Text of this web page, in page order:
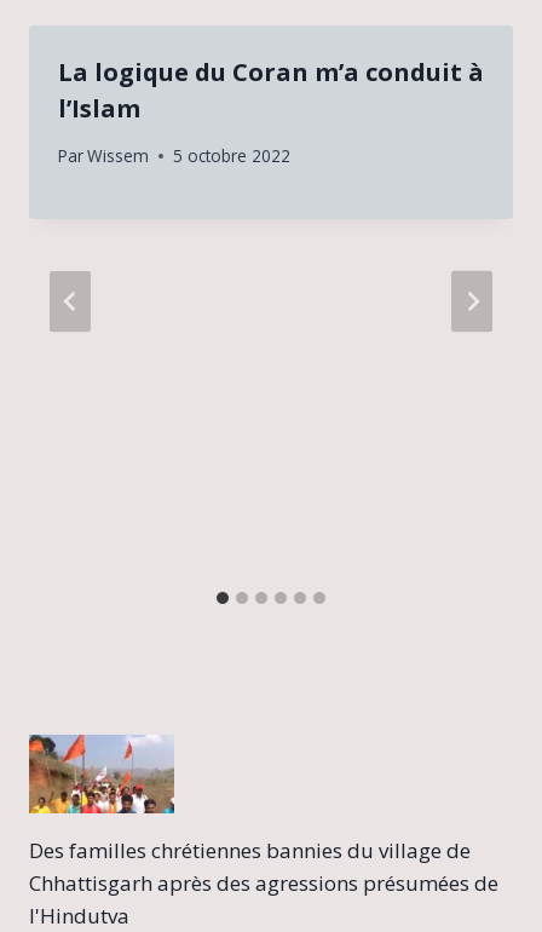
La logique du Coran m’a conduit à
l’Islam
ParWissem 5 octobre 2022
Des familles chrétiennes bannies du village de
Chhattisgarh après des agressions présumées de
l'Hindutva